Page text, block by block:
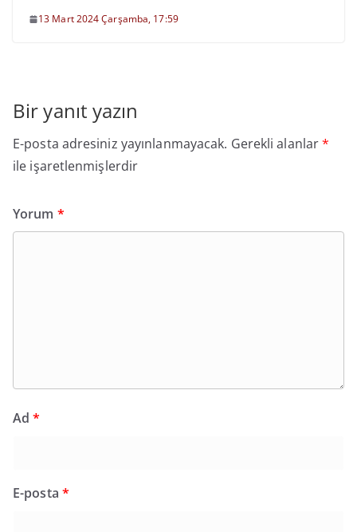
13 Mart 2024 Çarşamba, 17:59
Bir yanıt yazın
E-posta adresiniz yayınlanmayacak. Gerekli alanlar*
ile işaretlenmişlerdir
Yorum *
Ad*
E-posta *